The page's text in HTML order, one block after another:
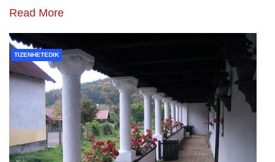
Read More
TIZENHETEDIK